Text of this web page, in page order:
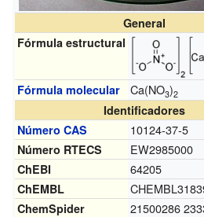
General
Fórmula estructural
Fórmula molecular Ca(NO3)2
Identificadores
Número CAS
10124-37-5
Número RTECS EW2985000
ChEBI 64205
ChEMBL
ChemSpider 21500286